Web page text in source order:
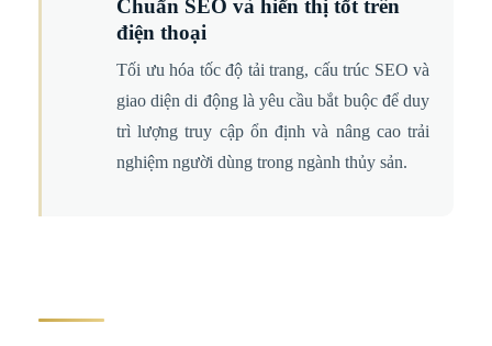
Chuẩn SEO và hiển thị tốt trên
điện thoại
Tối ưu hóa tốc độ tải trang, cấu trúc SEO và
giao diện di động là yêu cầu bắt buộc để duy
trì lượng truy cập ổn định và nâng cao trải
nghiệm người dùng trong ngành thủy sản.